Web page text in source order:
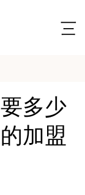
多少
加盟